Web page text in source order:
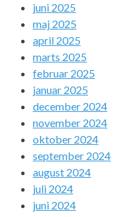
juni 2025
maj 2025
april 2025
marts 2025
februar 2025
januar 2025
december 2024
november 2024
oktober 2024
september 2024
august 2024
juli 2024
juni 2024